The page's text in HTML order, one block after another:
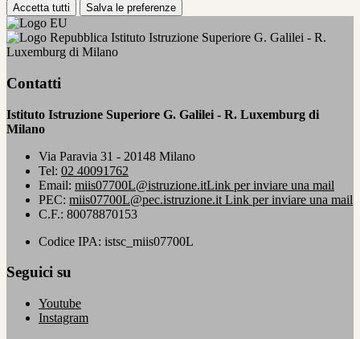
Accetta tutti Salva le preferenze
Istituto Istruzione Superiore G. Galilei - R.
Luxemburg di Milano
Contatti
Istituto Istruzione Superiore G. Galilei - R. Luxemburg di
Milano
Via Paravia 31 - 20148 Milano
Tel: 02 40091762
Email: miis07700L@istruzione.itLink per inviare una mail
PEC: miis07700L@pec.istruzione.it Link per inviare una mail
C.F.: 80078870153
Codice IPA: istsc_miis07700L
Seguici su
Youtube
Instagram